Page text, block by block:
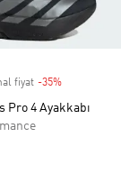
fiyat -35%
Pro 4 Ayakkabı